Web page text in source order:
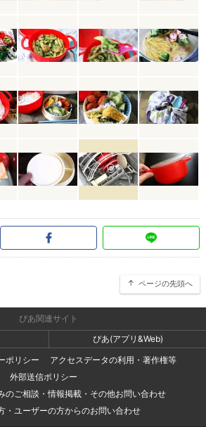
ページの先頭へ
ぴあ関連サイト
ぴあ(アプリ&Web)
ポリシー
アクセスデータの利用・著作権等
外部送信ポリシー
のご相談・情報掲載・その他お問い合わせ
・ユーザーの方からのお問い合わせ